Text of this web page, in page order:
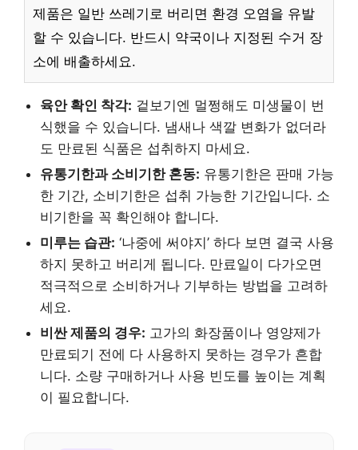
제품은 일반 쓰레기로 버리면 환경 오염을 유발
할 수 있습니다. 반드시 약국이나 지정된 수거 장
소에 배출하세요.
육안 확인 착각: 겉보기엔 멀쩡해도 미생물이 번
식했을 수 있습니다. 냄새나 색깔 변화가 없더라
도 만료된 식품은 섭취하지 마세요.
유통기한과 소비기한 혼동: 유통기한은 판매 가능
한 기간, 소비기한은 섭취 가능한 기간입니다. 소
비기한을 꼭 확인해야 합니다.
미루는 습관: ‘나중에 써야지’ 하다 보면 결국 사용
하지 못하고 버리게 됩니다. 만료일이 다가오면
적극적으로 소비하거나 기부하는 방법을 고려하
세요.
비싼 제품의 경우: 고가의 화장품이나 영양제가
만료되기 전에 다 사용하지 못하는 경우가 흔합
니다. 소량 구매하거나 사용 빈도를 높이는 계획
이 필요합니다.